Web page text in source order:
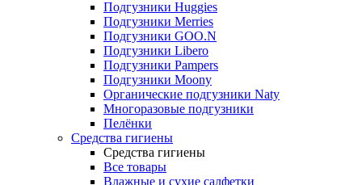
Подгузники Huggies
Подгузники Merries
Подгузники GOO.N
Подгузники Libero
Подгузники Pampers
Подгузники Moony
Органические подгузники Naty
Многоразовые подгузники
Пелёнки
Средства гигиены
Средства гигиены
Все товары
Влажные и сухие салфетки